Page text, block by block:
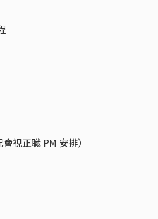
視正職 PM 安排）